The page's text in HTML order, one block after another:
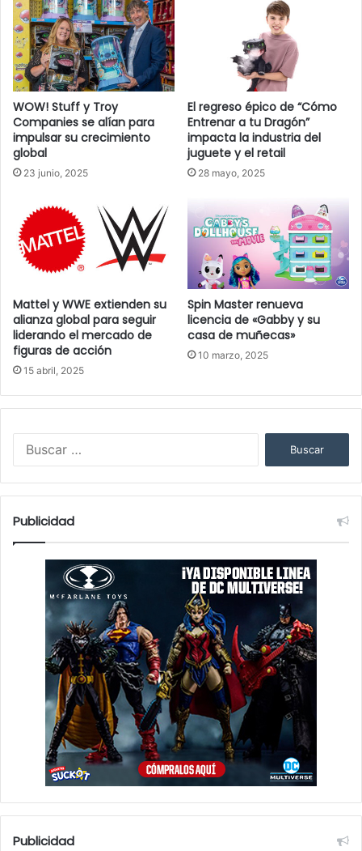
WOW! Stuff y Troy
Companies se alían para
impulsar su crecimiento
global
23 junio, 2025
El regreso épico de “Cómo
Entrenar a tu Dragón”
impacta la industria del
juguete y el retail
28 mayo, 2025
Mattel y WWE extienden su
alianza global para seguir
liderando el mercado de
figuras de acción
15 abril, 2025
Spin Master renueva
licencia de «Gabby y su
casa de muñecas»
10 marzo, 2025
Publicidad
Publicidad